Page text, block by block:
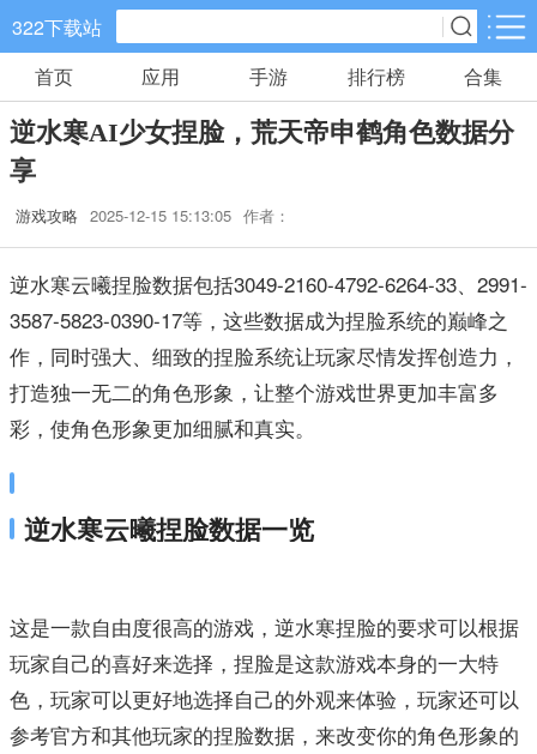
322下载站
手游分类 应用分类
卡牌回合
休闲益智
角色扮演
棋牌游戏
0款手游
飞行射击
38款手游
动作格斗
30款手游
策略塔防
体育竞速
冒险解谜
26款手游
模拟经营
音乐舞蹈
首页 应用 手游 排行榜 合集
逆水寒AI少女捏脸，荒天帝申鹤角色数据分
享
游戏攻略 2025-12-15 15:13:05 作者：
逆水寒云曦捏脸数据包括3049-2160-4792-6264-33、2991-
3587-5823-0390-17等，这些数据成为捏脸系统的巅峰之
作，同时强大、细致的捏脸系统让玩家尽情发挥创造力，
打造独一无二的角色形象，让整个游戏世界更加丰富多
彩，使角色形象更加细腻和真实。
逆水寒云曦捏脸数据一览
这是一款自由度很高的游戏，逆水寒捏脸的要求可以根据
玩家自己的喜好来选择，捏脸是这款游戏本身的一大特
色，玩家可以更好地选择自己的外观来体验，玩家还可以
参考官方和其他玩家的捏脸数据，来改变你的角色形象的